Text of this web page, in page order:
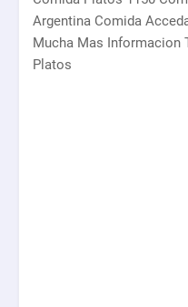
Argentina Comida
Mucha Mas Informacion
Platos